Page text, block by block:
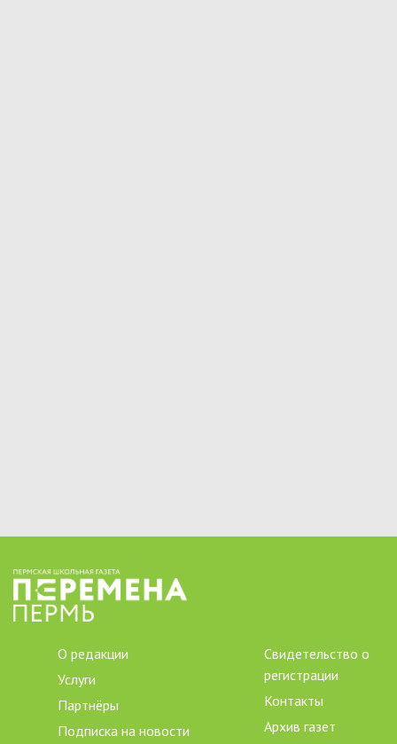
О редакции
Услуги
Партнёры
Подписка на новости
Свидетельство о
регистрации
Контакты
Архив газет